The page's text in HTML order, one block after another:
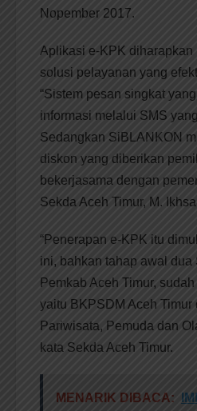
Nopember 2017.
Aplikasi e-KPK diharapkan
solusi pelayanan yang
“Sistem pesan singkat
informasi melalui SMS
Sedangkan SiBLANKON
diskon yang diberikan
bekerjasama dengan
Sekda Aceh Timur, M.
“Penerapan e-KPK itu
ini, bahkan tahap awal dua
Pemkab Aceh Timur,
yaitu BKPSDM Aceh Timur
Pariwisata, Pemuda dan
kata Sekda Aceh Timur.
MENARIK DIBACA: